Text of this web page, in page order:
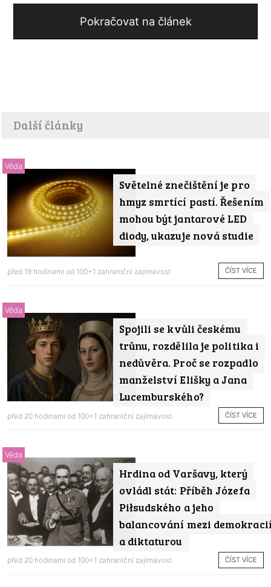
Pokračovat na článek
Další články
Světelné znečištění je pro
hmyz smrtící pastí. Řešením
mohou být jantarové LED
diody, ukazuje nová studie
Věda
před 19 hodinami od 100+1 zahraniční zajímavost ČÍST VÍCE
Spojili se kvůli českému
trůnu, rozdělila je politika i
nedůvěra. Proč se rozpadlo
manželství Elišky a Jana
Lucemburského?
Věda
před 20 hodinami od 100+1 zahraniční zajímavost ČÍST VÍCE
Hrdina od Varšavy, který
ovládl stát: Příběh Józefa
Piłsudského a jeho
balancování mezi
a diktaturou
Věda
před 20 hodinami od 100+1 zahraniční zajímavost ČÍST VÍCE